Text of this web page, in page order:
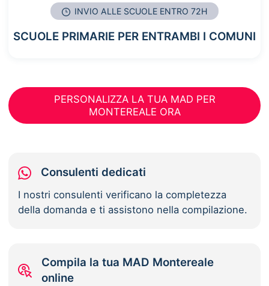
INVIO ALLE SCUOLE ENTRO 72H
SCUOLE PRIMARIE PER ENTRAMBI I COMUNI
PERSONALIZZA LA TUA MAD PER
MONTEREALE ORA
Consulenti dedicati
I nostri consulenti verificano la completezza
della domanda e ti assistono nella compilazione.
Compila la tua MAD Montereale
online